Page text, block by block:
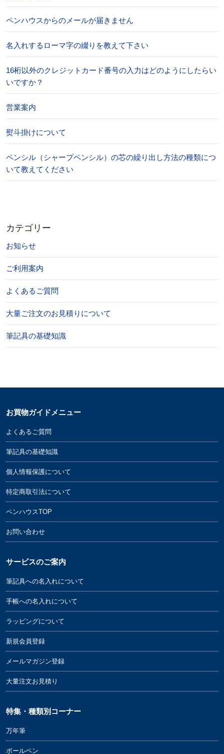
ペンハウスからのメールが届きません
名入れするローマ字の綴りを教えて下さい
16桁以外のクレジットカード番号の入力はどのようにしたらい
いですか？
営業案内
熨斗掛けについて
ペンシル（シャープペンシル）の芯の繰り出し方法の種類につ
いて教えてください
カテゴリー
お知らせ
ご利用案内
よくあるご質問
大量ご注文のお見積りについて
筆記具の基礎知識
お買物ガイドメニュー
よくあるご質問
筆記具の基礎知識
個人情報保護について
特定商取引法について
ペンハウスTOP
お問い合わせ
サービスのご案内
筆記具への名入れについて
手帳への名入れについて
ラッピングについて
新規会員登録
メールマガジン登録
大量注文お見積り
特集・種類別コーナー
万年筆
ボールペン